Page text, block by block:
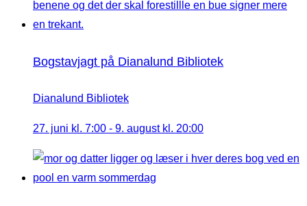
Bogstavjagt på Dianalund Bibliotek
Dianalund Bibliotek
27. juni kl. 7:00 - 9. august kl. 20:00